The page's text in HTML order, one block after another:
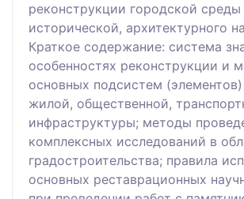
реконструкции городской
исторической, архитектурного
Краткое содержание: система
особенностях реконструкции и
основных подсистем
жилой, общественной,
инфраструктуры; методы
комплексных исследований в
градостроительства; правила
основных реставрационных